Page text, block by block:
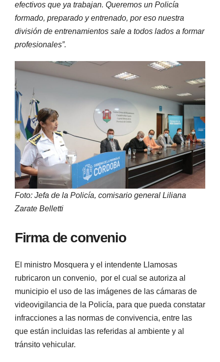
efectivos que ya trabajan. Queremos un Policía
formado, preparado y entrenado, por eso nuestra
división de entrenamientos sale a todos lados a formar
profesionales”.
Foto: Jefa de la Policía, comisario general Liliana
Zarate Belletti
Firma de convenio
El ministro Mosquera y el intendente Llamosas
rubricaron un convenio, por el cual se autoriza al
municipio el uso de las imágenes de las cámaras de
videovigilancia de la Policía, para que pueda constatar
infracciones a las normas de convivencia, entre las
que están incluidas las referidas al ambiente y al
tránsito vehicular.